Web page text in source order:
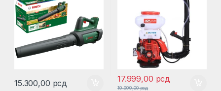
15.300,00 рсд 17.999,00 рсд
19.999,00рсд